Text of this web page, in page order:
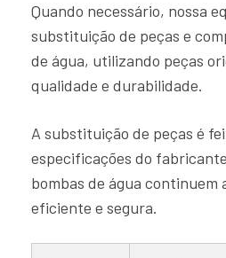
Quando necessário, nossa
substituição de peças e
de água, utilizando peças
qualidade e durabilidade.
A substituição de peças é
especificações do
bombas de água continuem
eficiente e segura.